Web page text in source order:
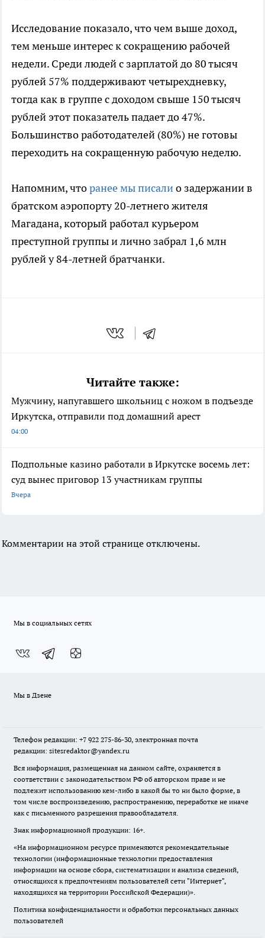
Исследование показало, что чем выше доход,
тем меньше интерес к сокращению рабочей
недели. Среди людей с зарплатой до 80 тысяч
рублей 57% поддерживают четырехдневку,
тогда как в группе с доходом свыше 150 тысяч
рублей этот показатель падает до 47%.
Большинство работодателей (80%) не готовы
переходить на сокращенную рабочую неделю.
Напомним, чторанее мы писалио задержании в
братском аэропорту 20-летнего жителя
Магадана, который работал курьером
преступной группы и лично забрал 1,6 млн
рублей у 84-летней братчанки.
Читайте также:
Мужчину, напугавшего школьниц с ножом в подъезде
Иркутска, отправили под домашний арест
04:00
Подпольные казино работали в Иркутске восемь лет:
суд вынес приговор 13 участникам группы
Вчера
Комментарии на этой странице отключены.
Мы в социальных сетях
Мы в Дзене
Телефон редакции: +7 922 275-86-30, электронная почта
редакции: sitesredaktor@yandex.ru
Вся информация, размещенная на данном сайте, охраняется в
соответствии с законодательством РФ об авторском праве и не
подлежит использованию кем-либо в какой бы то ни было форме, в
том числе воспроизведению, распространению, переработке не иначе
как с письменного разрешения правообладателя.
Знак информационной продукции: 16+.
«На информационном ресурсе применяются рекомендательные
технологии (информационные технологии предоставления
информации на основе сбора, систематизации и анализа сведений,
относящихся к предпочтениям пользователей сети "Интернет",
находящихся на территории Российской Федерации)».
Политика конфиденциальности и обработки персональных данных
пользователей